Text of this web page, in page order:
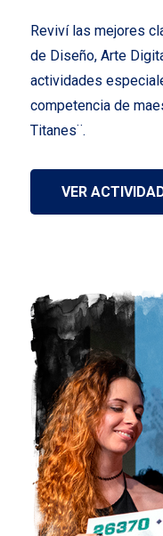
Reviví las mejores
de Diseño, Arte
actividades
competencia de
Titanes¨.
VER